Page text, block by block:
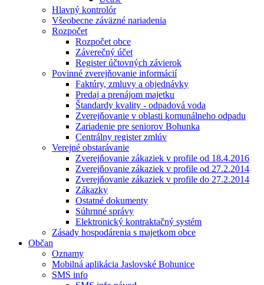
Hlavný kontrolór
Všeobecne záväzné nariadenia
Rozpočet
Rozpočet obce
Záverečný účet
Register účtovných závierok
Povinné zverejňovanie informácií
Faktúry, zmluvy a objednávky
Predaj a prenájom majetku
Štandardy kvality - odpadová voda
Zverejňovanie v oblasti komunálneho odpadu
Zariadenie pre seniorov Bohunka
Centrálny register zmlúv
Verejné obstarávanie
Zverejňovanie zákaziek v profile od 18.4.2016
Zverejňovanie zákaziek v profile od 27.2.2014
Zverejňovanie zákaziek v profile do 27.2.2014
Zákazky
Ostatné dokumenty
Súhrnné správy
Elektronický kontraktačný systém
Zásady hospodárenia s majetkom obce
Občan
Oznamy
Mobilná aplikácia Jaslovské Bohunice
SMS info